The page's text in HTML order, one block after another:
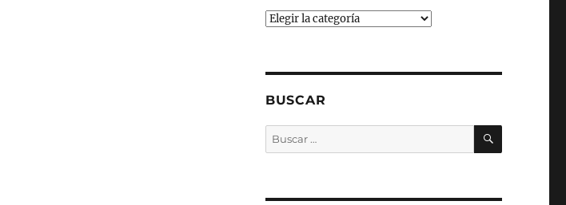
Categorías
BUSCAR
Buscar
por:
BUSCAR